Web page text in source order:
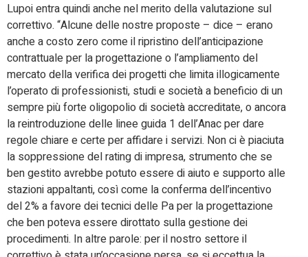
Lupoi entra quindi anche nel merito della valutazione sul
correttivo. “Alcune delle nostre proposte – dice – erano
anche a costo zero come il ripristino dell’anticipazione
contrattuale per la progettazione o l’ampliamento del
mercato della verifica dei progetti che limita illogicamente
l’operato di professionisti, studi e società a beneficio di un
sempre più forte oligopolio di società accreditate, o ancora
la reintroduzione delle linee guida 1 dell’Anac per dare
regole chiare e certe per affidare i servizi. Non ci è piaciuta
la soppressione del rating di impresa, strumento che se
ben gestito avrebbe potuto essere di aiuto e supporto alle
stazioni appaltanti, così come la conferma dell’incentivo
del 2% a favore dei tecnici delle Pa per la progettazione
che ben poteva essere dirottato sulla gestione dei
procedimenti. In altre parole: per il nostro settore il